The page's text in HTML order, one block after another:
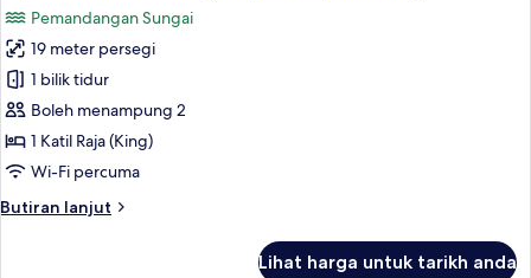
(Bong
Soo
Superior
Twin
Combined)
foto
untuk
Superior
Double
Room
(Bong
Superior
Pemandangan Sungai
19 meter persegi
1 bilik tidur
Boleh menampung 2
1 Katil Raja (King)
Wi-Fi percuma
Butiran lanjut
Butiran
Lihat harga untuk tarikh anda